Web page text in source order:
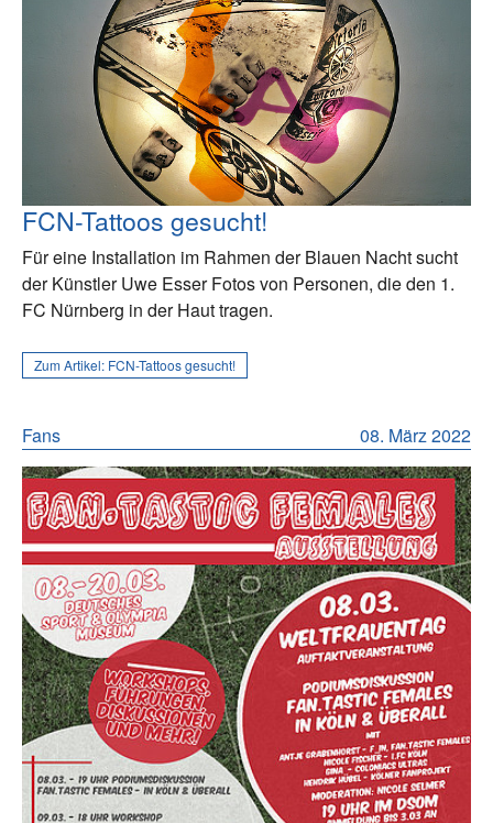
FCN-Tattoos gesucht!
Für eine Installation im Rahmen der Blauen Nacht sucht
der Künstler Uwe Esser Fotos von Personen, die den 1.
FC Nürnberg in der Haut tragen.
Zum Artikel: FCN-Tattoos gesucht!
08. März 2022
Fans